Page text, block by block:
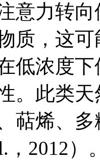
意力转
质，这
低浓度
。此类
萜烯、
，2012